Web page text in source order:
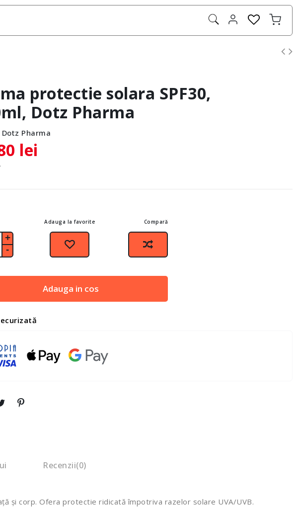
protectie solara SPF30,
Dotz Pharma
Dotz Pharma
lei
Adauga la favorite Compară
Adauga in cos
Recenzii(0)
și corp. Ofera protectie ridicată împotriva razelor solare UVA/UVB.